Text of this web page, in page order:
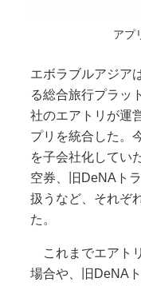
アプ
エボラブルアジア
る総合旅行プラッ
社のエアトリが運
プリを統合した。
を子会社化してい
空券、旧DeNAト
扱うなど、それぞ
た。
これまでエアト
場合や、旧DeNA